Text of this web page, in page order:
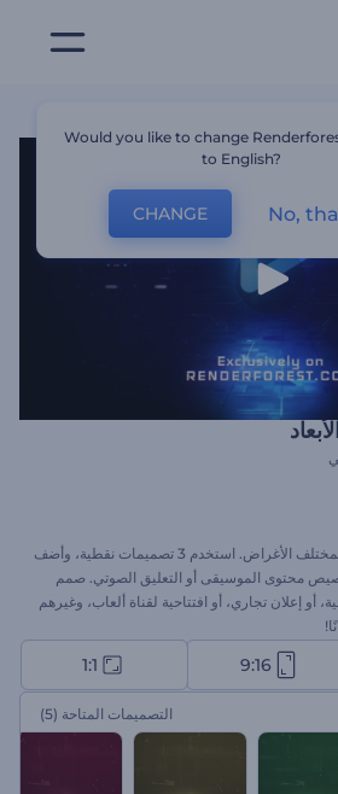
قم بإنشاء فيديو تقديمي مثالي لمختلف الأغراض. استخدم 3 تصميمات نقطية، وأضف
محتوى الموسيقى أو التعليق الصوتي. صمم
أو إعلان تجاري، أو افتتاحية لقناة ألعاب، وغيرهم
9:16
1:1
التصميمات المتاحة (5)
Would you like to change
to English?
CHANGE No,